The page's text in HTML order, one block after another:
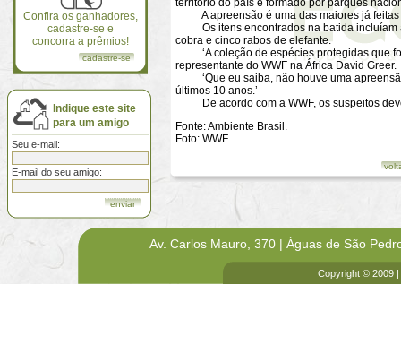
Confira os ganhadores,
cadastre-se e
concorra a prêmios!
cadastre-se
Indique este site
para um amigo
Seu e-mail:
E-mail do seu amigo:
território do país é formado por parques
A apreensão é uma das maiores já feitas
Os itens encontrados na batida incluíam
cobra e cinco rabos de elefante.
‘A coleção de espécies protegidas que
representante do WWF na África David Greer.
‘Que eu saiba, não houve uma
últimos 10 anos.’
De acordo com a WWF, os suspeitos
Fonte: Ambiente Brasil.
Foto: WWF
Av. Carlos Mauro, 370 | Águas de São
Copyright © 2009